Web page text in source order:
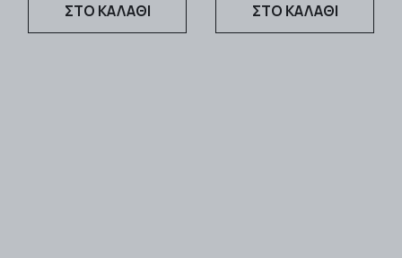
ΣΤΟ ΚΑΛΑΘΙ ΣΤΟ ΚΑΛΑΘΙ